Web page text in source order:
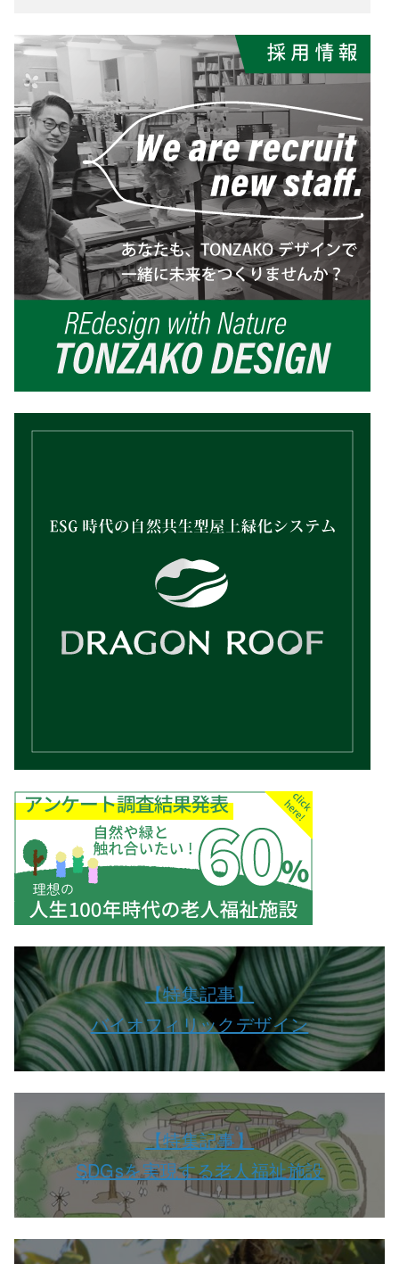
【特集記事】
バイオフィリックデザイン
【特集記事】
SDGsを実現する老人福祉施設